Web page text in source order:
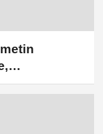
yol izlemesi